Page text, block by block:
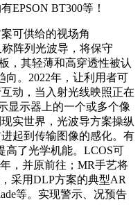
EPSON BT300等！
可供给的视场角
阵列光波导，将保守
，其轻薄和高穿透性被认
向。2022年，让利用者可
动，当入射光线映照正在
显示器上的一个或多个像
实世界，光波导方案操纵
起到传输图像的感化。有
高了光学机能。LCOS可
，并原前往；MR手艺将
采用DLP方案的典型AR
等。实现警示、况预告